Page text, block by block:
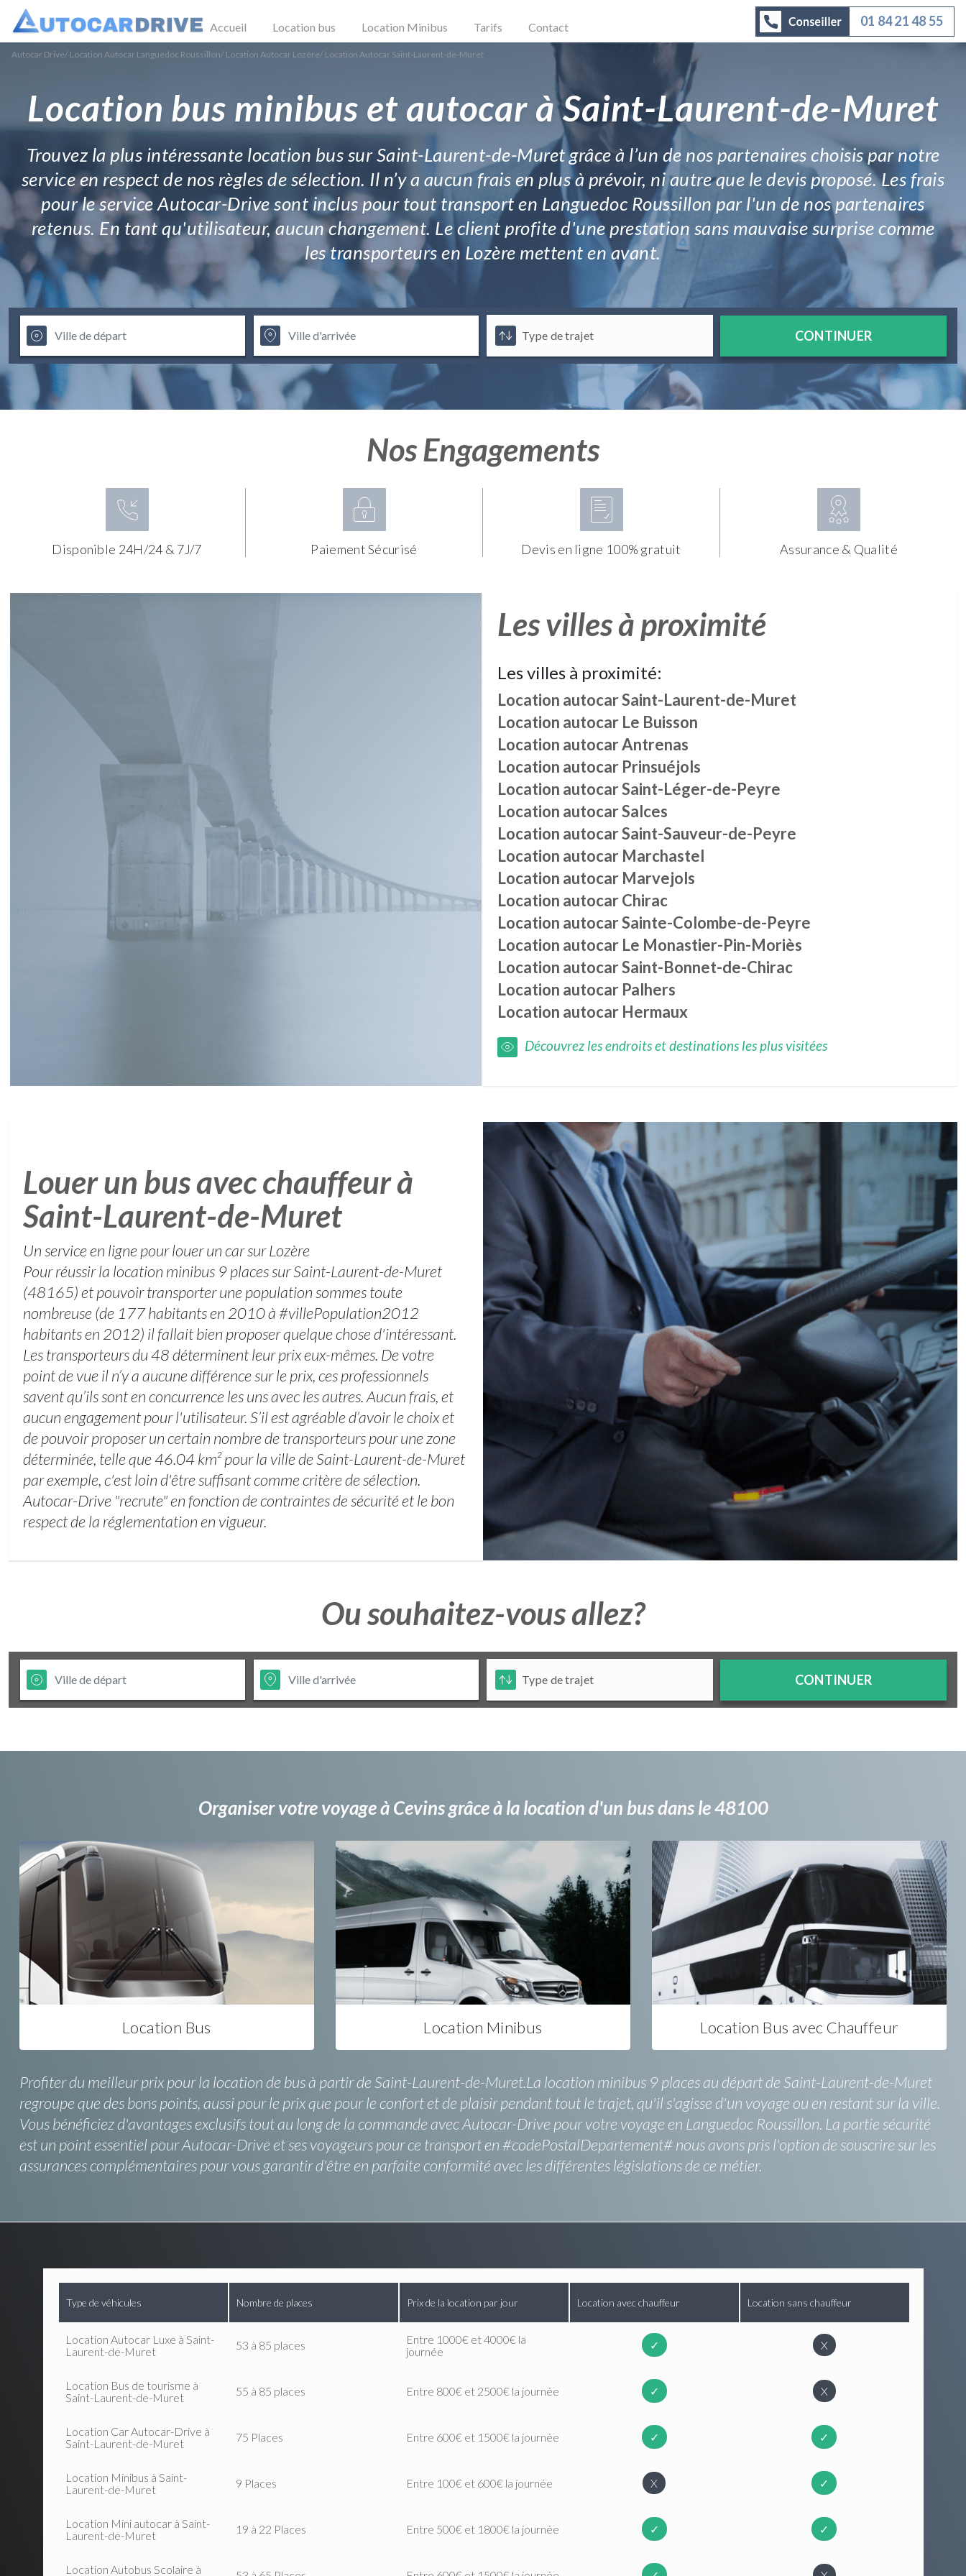
Accueil Location bus Location Minibus Tarifs Contact 01 84 21 48 55
Autocar Drive/ Location Autocar Languedoc Roussillon/ Location Autocar Lozère/ Location Autocar Saint-Laurent-de-Muret
Location bus minibus et autocar à Saint-Laurent-de-Muret
Trouvez la plus intéressante location bus sur Saint-Laurent-de-Muret grâce à l’un de nos partenaires choisis par notre
service en respect de nos règles de sélection. Il n’y a aucun frais en plus à prévoir, ni autre que le devis proposé. Les frais
pour le service Autocar-Drive sont inclus pour tout transport en Languedoc Roussillon par l'un de nos partenaires
retenus. En tant qu'utilisateur, aucun changement. Le client profite d'une prestation sans mauvaise surprise comme
les transporteurs en Lozère mettent en avant.
CONTINUER
Nos Engagements
Disponible 24H/24 & 7J/7 Paiement Sécurisé Devis en ligne 100% gratuit Assurance & Qualité
Les villes à proximité
Les villes à proximité:
Location autocarSaint-Laurent-de-Muret
Location autocar Le Buisson
Location autocarAntrenas
Location autocar Prinsuéjols
Location autocarSaint-Léger-de-Peyre
Location autocarSalces
Location autocarSaint-Sauveur-de-Peyre
Location autocar Marchastel
Location autocar Marvejols
Location autocarChirac
Location autocarSainte-Colombe-de-Peyre
Location autocar Le Monastier-Pin-Moriès
Location autocarSaint-Bonnet-de-Chirac
Location autocar Palhers
Location autocar Hermaux
Découvrez les endroits et destinations les plus visitées
Louer un bus avec chauffeur à
Saint-Laurent-de-Muret
Un service en ligne pour louer un car sur Lozère
Pour réussir la location minibus 9 places sur Saint-Laurent-de-Muret
(48165) et pouvoir transporter une population sommes toute
nombreuse (de 177 habitants en 2010 à #villePopulation2012
habitants en 2012) il fallait bien proposer quelque chose d'intéressant.
Les transporteurs du 48 déterminent leur prix eux-mêmes. De votre
point de vue il n’y a aucune différence sur le prix, ces professionnels
savent qu’ils sont en concurrence les uns avec les autres. Aucun frais, et
aucun engagement pour l'utilisateur. S’il est agréable d’avoir le choix et
de pouvoir proposer un certain nombre de transporteurs pour une zone
déterminée, telle que 46.04 km² pour la ville de Saint-Laurent-de-Muret
par exemple, c'est loin d'être suffisant comme critère de sélection.
Autocar-Drive "recrute" en fonction de contraintes de sécurité et le bon
respect de la réglementation en vigueur.
Ou souhaitez-vous allez?
CONTINUER
Organiser votre voyage à Cevins grâce à la location d'un bus dans le 48100
Location Bus Location Minibus Location Bus avec Chauffeur
Profiter du meilleur prix pour la location de bus à partir de Saint-Laurent-de-Muret.La location minibus 9 places au départ de Saint-Laurent-de-Muret
regroupe que des bons points, aussi pour le prix que pour le confort et de plaisir pendant tout le trajet, qu'il s'agisse d'un voyage ou en restant sur la ville.
Vous bénéficiez d'avantages exclusifs tout au long de la commande avec Autocar-Drive pour votre voyage en Languedoc Roussillon. La partie sécurité
est un point essentiel pour Autocar-Drive et ses voyageurs pour ce transport en #codePostalDepartement# nous avons pris l'option de souscrire sur les
assurances complémentaires pour vous garantir d'être en parfaite conformité avec les différentes législations de ce métier.
Type de véhicules Nombre de places Prix de la location par jour Location avec chauffeur Location sans chauffeur
Location Autocar Luxe à Saint-
Laurent-de-Muret
53 à 85 places
Entre 1000€ et 4000€ la
journée
✓ X
Location Bus de tourisme à
Saint-Laurent-de-Muret
55 à 85 places Entre 800€ et 2500€ la journée ✓ X
Location Car Autocar-Drive à
Saint-Laurent-de-Muret
75 Places Entre 600€ et 1500€ la journée ✓ ✓
Location Minibus à Saint-
Laurent-de-Muret
9 Places Entre 100€ et 600€ la journée X ✓
Location Mini autocar à Saint-
Laurent-de-Muret
19 à 22 Places Entre 500€ et 1800€ la journée ✓ ✓
Location Autobus Scolaire à